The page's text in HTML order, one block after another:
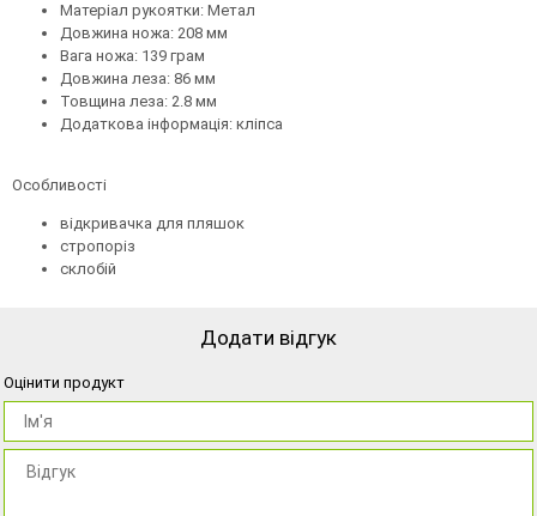
Матеріал рукоятки: Метал
Довжина ножа: 208 мм
Вага ножа: 139 грам
Довжина леза: 86 мм
Товщина леза: 2.8 мм
Додаткова інформація: кліпса
Особливості
відкривачка для пляшок
стропоріз
склобій
Додати відгук
Оцінити продукт